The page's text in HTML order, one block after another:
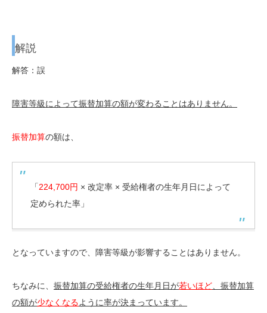
解説
解答：誤
障害等級によって振替加算の額が変わることはありません。
振替加算の額は、
「224,700円 × 改定率 × 受給権者の生年月日によって
定められた率」
となっていますので、障害等級が影響することはありません。
ちなみに、 振替加算の受給権者の生年月日が若いほど 、振替加算
の額が少なくなるように率が決まっています。